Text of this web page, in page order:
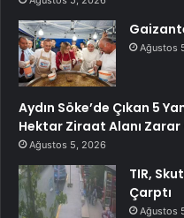
Ağustos
Aydın Söke’de Çıkan 5
Hektar Ziraat Alanı Zarar
Ağustos 5, 2026
TIR,
Çarptı
Ağustos